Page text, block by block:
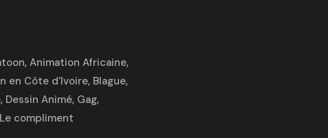
,Animation Africaine,
en Côte d'Ivoire, Blague,
, Dessin Animé, Gag,
Le compliment